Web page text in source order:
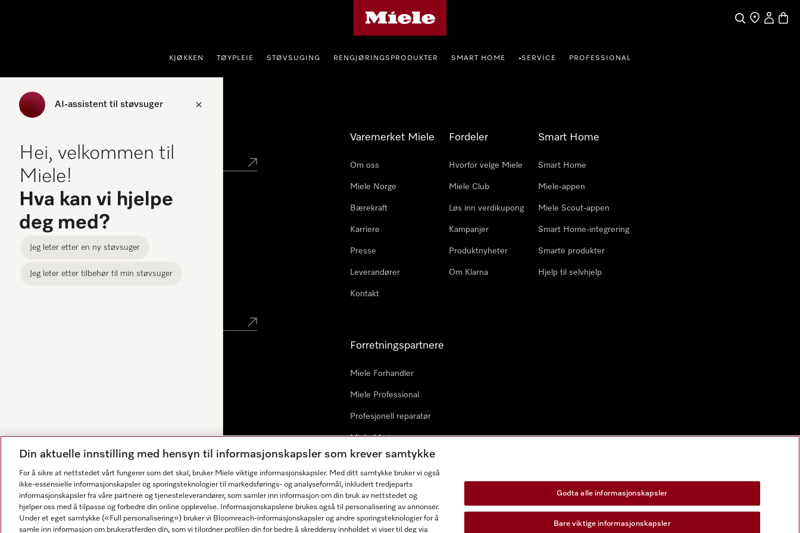
Søk
Finn enMin Konto
KJØKKEN TØYPLEIE STØVSUGING RENGJØRINGSPRODUKTER SMART HOME •SERVICE PROFESSIONAL
AI-assistent til støvsuger
Hei, velkommen til
Miele!
Hva kan vi hjelpe
deg med?
Jeg leter etter en ny støvsuger
Jeg leter etter tilbehør til min støvsuger
Svarene genereres av AI. Vår assistent kan hjelpe deg med
Miele Experience Centers
Miele Experience Center Nesbru
Miele Outlet Nesbru
Varemerket Miele
Om oss
Miele Norge
Bærekraft
Karriere
Presse
Leverandører
Kontakt
Fordeler
Hvorfor velge Miele
Miele Club
Løs inn verdikupong
Kampanjer
Produktnyheter
Om Klarna
Smart Home
Smart Home
Miele-appen
Miele Scout-appen
Smart Home-integrering
Smarte produkter
Hjelp til selvhjelp
Forretningspartnere
Miele Forhandler
Miele Professional
Profesjonell reparatør
Miele Marine
Arkitekter & byggherrer
Din aktuelle innstilling med hensyn til informasjonskapsler som krever samtykke
For å sikre at nettstedet vårt fungerer som det skal, bruker Miele viktige informasjonskapsler. Med ditt samtykke bruker vi også
ikke-essensielle informasjonskapsler og sporingsteknologier til markedsførings- og analyseformål, inkludert tredjeparts
informasjonskapsler fra våre partnere og tjenesteleverandører, som samler inn informasjon om din bruk av nettstedet og
hjelper oss med å tilpasse og forbedre din online opplevelse. Informasjonskapslene brukes også til personalisering av annonser.
Under et eget samtykke («Full personalisering») bruker vi Bloomreach-informasjonskapsler og andre sporingsteknologier for å
samle inn informasjon om brukeratferden din, som vi tilordner profilen din for bedre å skreddersy innholdet vi viser til deg via
Godta alle informasjonskapsler
Bare viktige informasjonskapsler